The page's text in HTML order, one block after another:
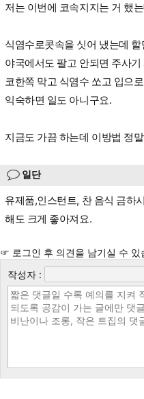
저는 이번에 코속지지는 거 했
식염수로콧속을 싯어 냈는데
야국에서도 팔고 안되면 주사
코한쪽 막고 식염수 쏘고 입으
익숙하면 일도 아니구요.
지금도 가끔 하는데 이방법 정
일단
유제품,인스턴트, 찬 음식 금하
해도 크게 좋아져요.
☞ 로그인 후 의견을 남기실 수 있
작성자 :